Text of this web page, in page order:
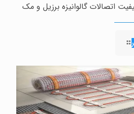
اتصالات گالوانیزه برزیل و مک